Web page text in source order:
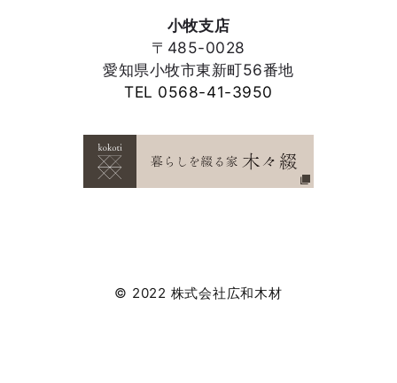
小牧支店
〒485-0028
愛知県小牧市東新町56番地
TEL 0568-41-3950
© 2022 株式会社広和木材